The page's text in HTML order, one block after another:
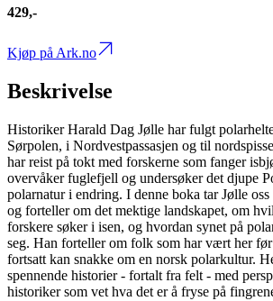
429,-
Kjøp på Ark.no
Beskrivelse
Historiker Harald Dag Jølle har fulgt
Sørpolen, i Nordvestpassasjen og til
har reist på tokt med forskerne som fanger
overvåker fuglefjell og undersøker det djupe
polarnatur i endring. I denne boka tar Jølle
og forteller om det mektige landskapet, om
forskere søker i isen, og hvordan synet på
seg. Han forteller om folk som har vært her
fortsatt kan snakke om en norsk polarkultur.
spennende historier - fortalt fra felt - med
historiker som vet hva det er å fryse på